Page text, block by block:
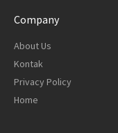
Company
About Us
Kontak
Privacy Policy
Home